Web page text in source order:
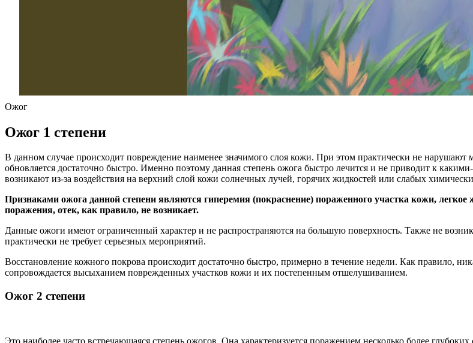
Ожог
Ожог 1 степени
В данном случае происходит повреждение наименее значимого слоя кожи. При этом практически не
обновляется достаточно быстро. Именно поэтому данная степень ожога быстро лечится и не приводит к
возникают из-за воздействия на верхний слой кожи солнечных лучей, горячих жидкостей или слабых
Признаками ожога данной степени являются гиперемия (покраснение) пораженного участка кожи,
поражения, отек, как правило, не возникает.
Данные ожоги имеют ограниченный характер и не распространяются на большую поверхность. Также не
практически не требует серьезных мероприятий.
Восстановление кожного покрова происходит достаточно быстро, примерно в течение недели. Как правило,
сопровождается высыханием поврежденных участков кожи и их постепенным отшелушиванием.
Ожог 2 степени
Это наиболее часто встречающаяся степень ожогов. Она характеризуется поражением несколько более